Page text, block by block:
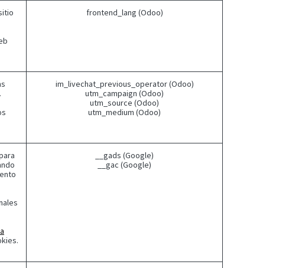
frontend_lang (Odoo)
im_livechat_previous_operator (Odoo)
utm_campaign (Odoo)
utm_source (Odoo)
utm_medium (Odoo)
__gads (Google)
__gac (Google)